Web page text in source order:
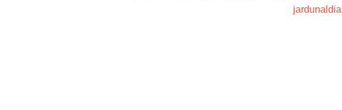
jardunaldia